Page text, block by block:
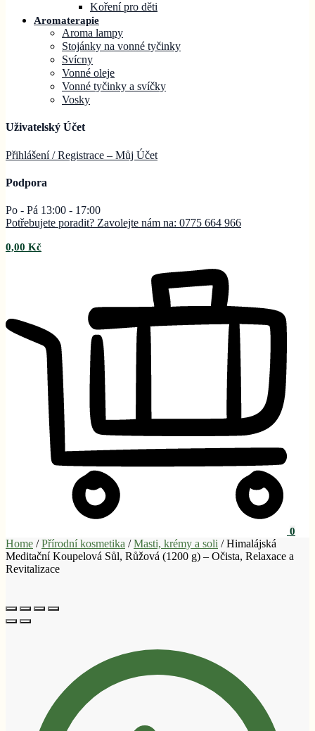
Koření pro děti
Aromaterapie
Aroma lampy
Stojánky na vonné tyčinky
Svícny
Vonné oleje
Vonné tyčinky a svíčky
Vosky
Uživatelský Účet
Přihlášení / Registrace – Můj Účet
Podpora
Po - Pá 13:00 - 17:00
Potřebujete poradit? Zavolejte nám na: 0775 664 966
0,00 Kč
0
Home /Přírodní kosmetika /Masti, krémy a soli /Himalájská
Meditační Koupelová Sůl, Růžová (1200 g) – Očista, Relaxace a
Revitalizace